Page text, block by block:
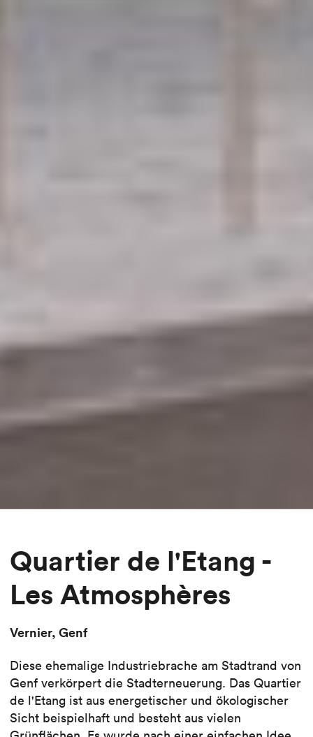
Quartier de l'Etang -
Les Atmosphères
Vernier, Genf
Diese ehemalige Industriebrache am Stadtrand von
Genf verkörpert die Stadterneuerung. Das Quartier
de l'Etang ist aus energetischer und ökologischer
Sicht beispielhaft und besteht aus vielen